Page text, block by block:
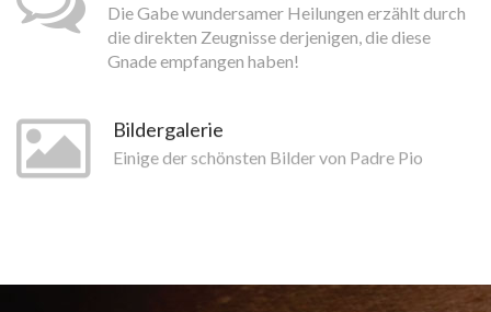
Die Gabe wundersamer Heilungen erzählt durch
die direkten Zeugnisse derjenigen, die diese
Gnade empfangen haben!
Bildergalerie
Einige der schönsten Bilder von Padre Pio